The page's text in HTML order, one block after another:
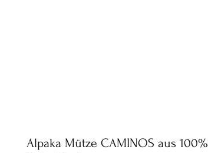
Alpaka Mütze CAMINOS aus 100%